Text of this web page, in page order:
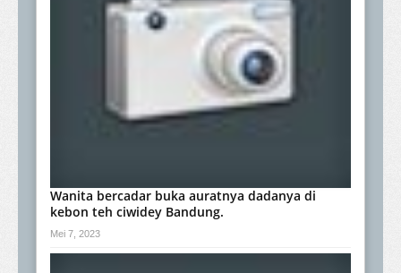
Wanita bercadar buka auratnya dadanya di
kebon teh ciwidey Bandung.
Mei 7, 2023